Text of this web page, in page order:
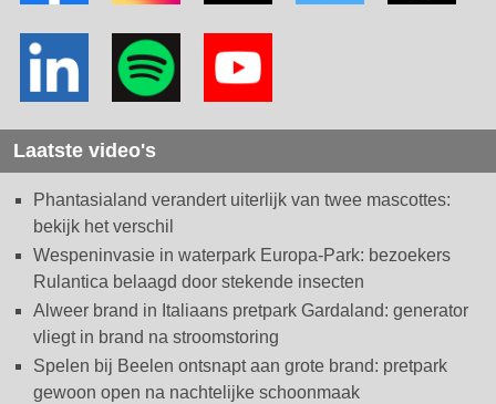
Laatste video's
Phantasialand verandert uiterlijk van twee mascottes:
bekijk het verschil
Wespeninvasie in waterpark Europa-Park: bezoekers
Rulantica belaagd door stekende insecten
Alweer brand in Italiaans pretpark Gardaland: generator
vliegt in brand na stroomstoring
Spelen bij Beelen ontsnapt aan grote brand: pretpark
gewoon open na nachtelijke schoonmaak